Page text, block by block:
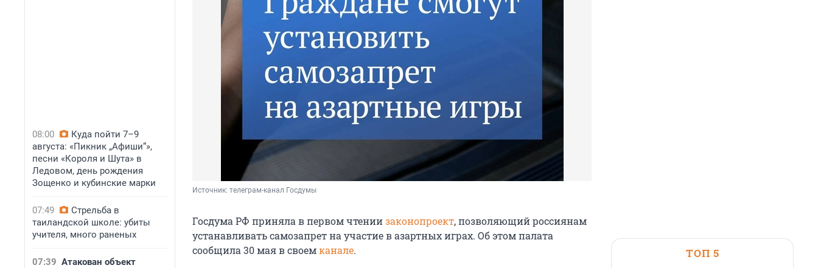
08:00
Куда пойти 7–9
августа: «Пикник „Афиши“»,
песни «Короля и Шута» в
Ледовом, день рождения
Зощенко и кубинские марки
07:49
Стрельба в
таиландской школе: убиты
учителя, много раненых
07:39 Атакован объект
Источник: телеграм-канал Госдумы
Госдума РФ приняла в первом чтениизаконопроект, позволяющий россиянам
устанавливать самозапрет на участие в азартных играх. Об этом палата
сообщила 30 мая в своемканале. ТОП 5